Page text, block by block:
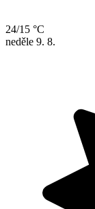
24/15 °C
neděle 9. 8.